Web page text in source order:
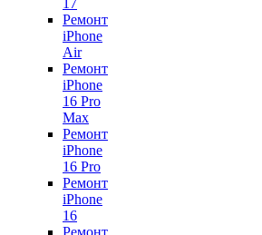
17
Ремонт
iPhone
Air
Ремонт
iPhone
16 Pro
Max
Ремонт
iPhone
16 Pro
Ремонт
iPhone
16
Ремонт